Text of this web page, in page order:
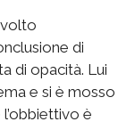
di
di opacità. Lui
e si è mosso
è